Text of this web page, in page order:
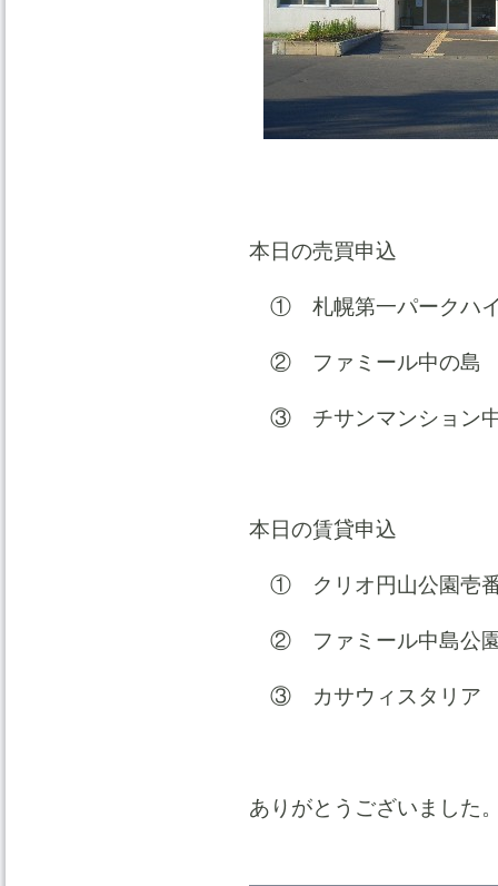
本日の売買申込
① 札幌第一パークハ
② ファミール中の島
③ チサンマンション
本日の賃貸申込
① クリオ円山公園壱
② ファミール中島公
③ カサウィスタリア
ありがとうございました